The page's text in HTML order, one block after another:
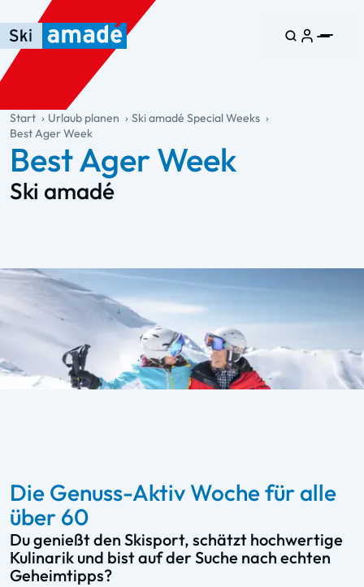
Zum Haupt-Inhalt springen
Springe zur Tabelle
Zur Haupt-Navigation springen
general.table-of-content
Start Urlaub planen
Ski amadé Special Weeks
Best Ager Week
Best Ager Week
Ski amadé
Die Genuss-Aktiv Woche für alle
über 60
Du genießt den Skisport, schätzt hochwertige
Kulinarik und bist auf der Suche nach echten
Geheimtipps?